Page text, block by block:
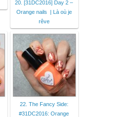
20. [31DC2016] Day 2 –
Orange nails | Là où je
rêve
22. The Fancy Side:
#31DC2016: Orange